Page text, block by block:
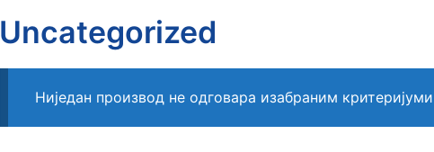
Uncategorized
Ниједан производ не одговара изабраним